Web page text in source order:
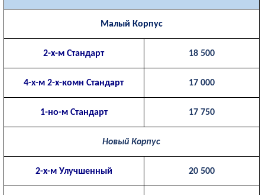
Малый Корпус
2-х-м Стандарт 18 500
4-х-м 2-х-комн Стандарт 17 000
1-но-м Стандарт 17 750
Новый Корпус
2-х-м Улучшенный 20 500